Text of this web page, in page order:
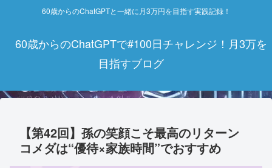
60歳からのChatGPTと一緒に月3万円を目指す実践記録！
60歳からのChatGPTで#100日チャレンジ！月3万を
目指すブログ
【第42回】孫の笑顔こそ最高のリターン
コメダは“優待×家族時間”でおすすめ